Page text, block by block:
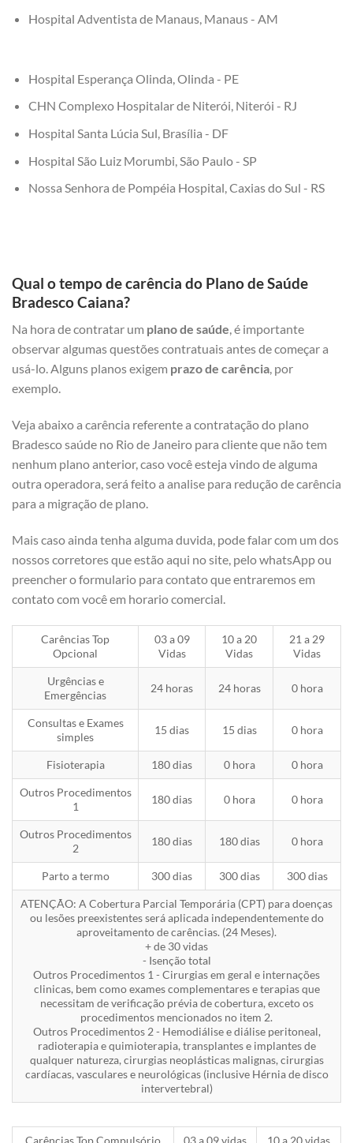
Hospital Adventista de Manaus, Manaus - AM
Hospital Esperança Olinda, Olinda - PE
CHN Complexo Hospitalar de Niterói, Niterói - RJ
Hospital Santa Lúcia Sul, Brasília - DF
Hospital São Luiz Morumbi, São Paulo - SP
Nossa Senhora de Pompéia Hospital, Caxias do Sul - RS
Qual o tempo de carência do Plano de Saúde
Bradesco Caiana?
Na hora de contratar um plano de saúde, é importante
observar algumas questões contratuais antes de começar a
usá-lo. Alguns planos exigem prazo de carência, por
exemplo.
Veja abaixo a carência referente a contratação do plano
Bradesco saúde no Rio de Janeiro para cliente que não tem
nenhum plano anterior, caso você esteja vindo de alguma
outra operadora, será feito a analise para redução de carência
para a migração de plano.
Mais caso ainda tenha alguma duvida, pode falar com um dos
nossos corretores que estão aqui no site, pelo whatsApp ou
preencher o formulario para contato que entraremos em
contato com você em horario comercial.
Carências Top
Opcional
03 a 09
Vidas
10 a 20
Vidas
21 a 29
Vidas
Urgências e
Emergências
24 horas 24 horas 0 hora
Consultas e Exames
simples
15 dias 15 dias 0 hora
Fisioterapia 180 dias 0 hora 0 hora
Outros Procedimentos
1
180 dias 0 hora 0 hora
Outros Procedimentos
2
180 dias 180 dias 0 hora
Parto a termo 300 dias 300 dias 300 dias
ATENÇÃO: A Cobertura Parcial Temporária (CPT) para doenças
ou lesões preexistentes será aplicada independentemente do
aproveitamento de carências. (24 Meses).
+ de 30 vidas
- Isenção total
Outros Procedimentos 1 - Cirurgias em geral e internações
clinicas, bem como exames complementares e terapias que
necessitam de verificação prévia de cobertura, exceto os
procedimentos mencionados no item 2.
Outros Procedimentos 2 - Hemodiálise e diálise peritoneal,
radioterapia e quimioterapia, transplantes e implantes de
qualquer natureza, cirurgias neoplásticas malignas, cirurgias
cardíacas, vasculares e neurológicas (inclusive Hérnia de disco
intervertebral)
Carências Top Compulsório 03 a 09 vidas 10 a 20 vidas